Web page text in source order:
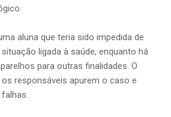
aluna que teria sido impedida de
ligada à saúde, enquanto há
para outras finalidades. O
os responsáveis apurem o caso e